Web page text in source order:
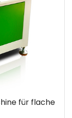
für flache